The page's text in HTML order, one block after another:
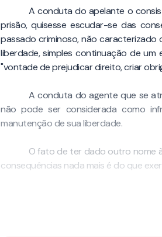
A conduta do apelante o
prisão, quisesse escudar-se das
passado criminoso, não caracterizado
liberdade, simples continuação de
"vontade de prejudicar direito, criar
A conduta do agente que se
não pode ser considerada como
manutenção de sua liberdade.
O fato de ter dado outro nome
consequências nada mais é do que